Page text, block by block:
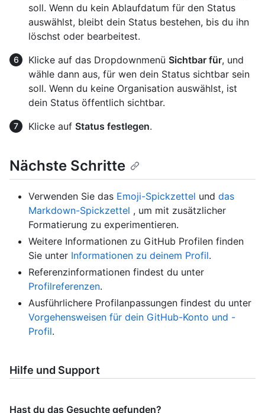
soll. Wenn du kein Ablaufdatum für den Status
auswählst, bleibt dein Status bestehen, bis du ihn
löschst oder bearbeitest.
Klicke auf das Dropdownmenü Sichtbar für, und
wähle dann aus, für wen dein Status sichtbar sein
soll. Wenn du keine Organisation auswählst, ist
dein Status öffentlich sichtbar.
Klicke auf Status festlegen.
Nächste Schritte
Verwenden Sie das Emoji-Spickzettel und das
Markdown-Spickzettel , um mit zusätzlicher
Formatierung zu experimentieren.
Weitere Informationen zu GitHub Profilen finden
Sie unter Informationen zu deinem Profil.
Referenzinformationen findest du unter
Profilreferenzen.
Ausführlichere Profilanpassungen findest du unter
Vorgehensweisen für dein GitHub-Konto und -
Profil.
Hilfe und Support
Hast du das Gesuchte gefunden?